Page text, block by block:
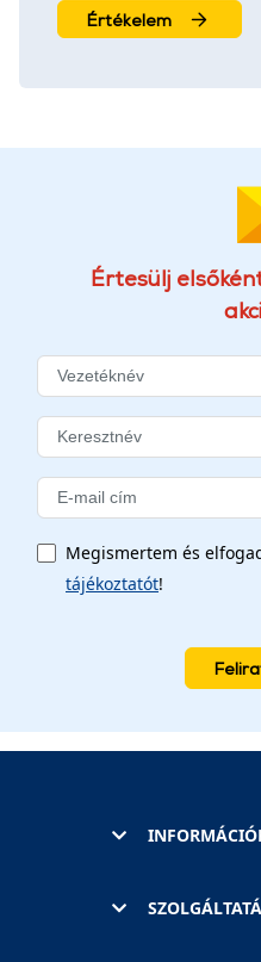
További információk:ÁSZF
Értékelem
Értesülj
Megismertem és
tájékoztatót!